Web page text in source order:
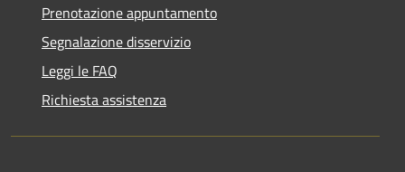
Prenotazione appuntamento
Segnalazione disservizio
Leggi le FAQ
Richiesta assistenza